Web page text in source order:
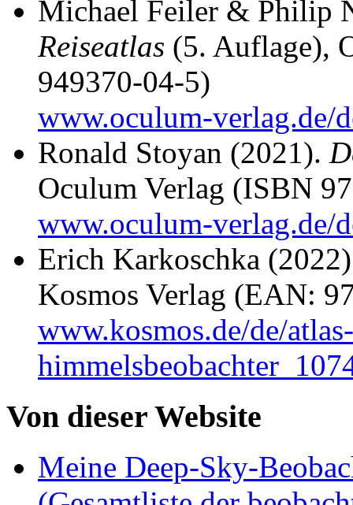
Michael Feiler & Philip
Reiseatlas (5. Auflage),
949370-04-5)
www.oculum-verlag.de/
Ronald Stoyan (2021).
Oculum Verlag (ISBN
www.oculum-verlag.de/
Erich Karkoschka
Kosmos Verlag (EAN:
www.kosmos.de/de/
Von dieser Website
Meine Deep-Sky-